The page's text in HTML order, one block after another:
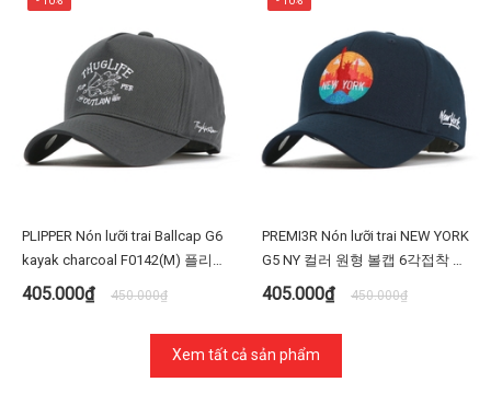
PLIPPER Nón lưỡi trai Ballcap G6
kayak charcoal F0142(M) 플리퍼
G6TL5원앤젤 F0142 차콜 D타입
볼캡 야구 모자 빅사이즈 대두
405.000₫ 450.000₫
PREMI3R Nón lưỡi trai NEW YORK
G5 NY 컬러 원형 볼캡 6각접착 야
구모자 F0147(M)- Màu đen
405.000₫ 450.000₫
Xem tất cả sản phẩm